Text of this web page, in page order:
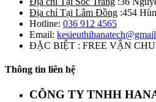
Địa chỉ Tại Lâm Đồng :454
Hotline: 036 912 4565
Email:
ĐẶC BIỆT : FREE VẬN
Thông tin liên hệ
CÔNG TY TNHH